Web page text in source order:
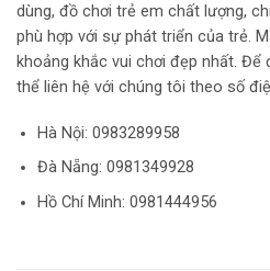
dùng, đồ chơi trẻ em chất lượng,
phù hợp với sự phát triển của trẻ.
khoảng khắc vui chơi đẹp nhất.
thể liên hệ với chúng tôi theo số
Hà Nội: 0983289958
Đà Nẵng: 0981349928
Hồ Chí Minh: 0981444956